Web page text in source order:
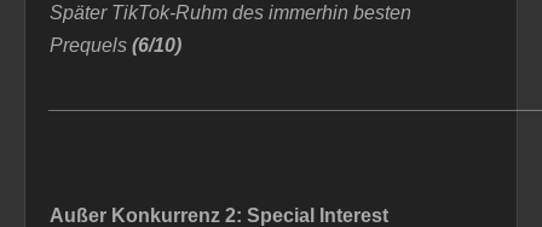
Später TikTok-Ruhm des immerhin besten
Prequels (6/10)
Außer Konkurrenz 2: Special Interest